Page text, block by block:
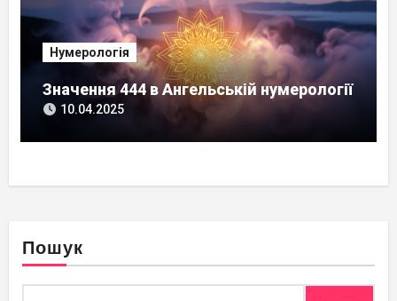
Нумерологія
Значення 444 в Ангельській нумерології
10.04.2025
Пошук